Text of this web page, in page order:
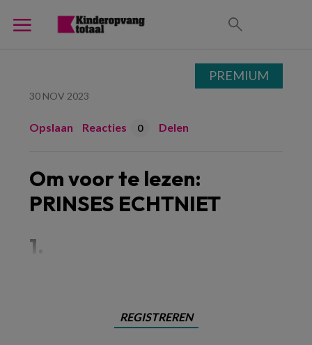
30 NOV 2023
Opslaan Reacties 0 Delen
Om voor te lezen:
PRINSES ECHTNIET
1.
REGISTREREN
PREMIUM